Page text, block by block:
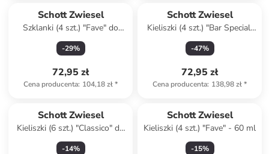
Schott Zwiesel
Szklanki (4 szt.) "Fave" do
whiskey - 294 ml
-29%
72,95 zł
Cena producenta: 104,18 zł*
Schott Zwiesel
Kieliszki (4 szt.) "Bar Special"
do martini - 272 ml
-47%
72,95 zł
Cena producenta: 138,98 zł*
Schott Zwiesel
Kieliszki (6 szt.) "Classico" do
szampana - 210 ml
-14%
Schott Zwiesel
Kieliszki (4 szt.) "Fave" - 60 ml
-15%